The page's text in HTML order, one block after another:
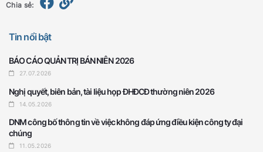
Chia sẻ:
Tin nổi bật
BÁO CÁO QUẢN TRỊ BÁN NIÊN 2026
27.07.2026
Nghị quyết, biên bản, tài liệu họp ĐHĐCĐ thường niên 2026
14.05.2026
DNM công bố thông tin về việc không đáp ứng điều kiện công ty đại
chúng
11.05.2026